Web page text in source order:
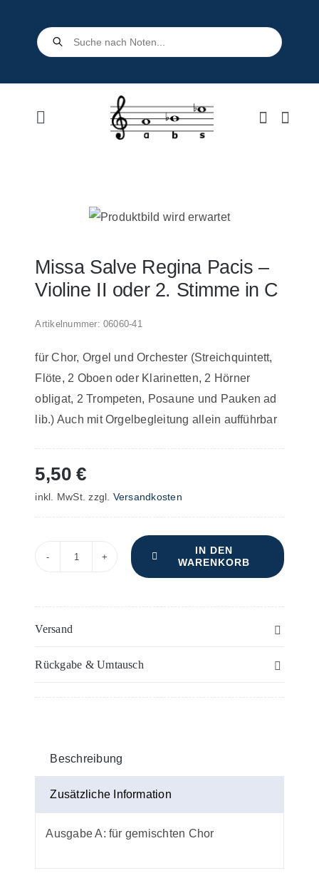
Products
search
Toggle
Kontakt
Missa Salve Regina Pacis –
Violine II oder 2. Stimme in C
Artikelnummer: 06060-41
für Chor, Orgel und Orchester (Streichquintett,
Flöte, 2 Oboen oder Klarinetten, 2 Hörner
obligat, 2 Trompeten, Posaune und Pauken ad
lib.) Auch mit Orgelbegleitung allein aufführbar
5,50€
inkl. MwSt. zzgl. Versandkosten
Violine
Stimme
C
Menge
IN DEN
WARENKORB
Versand
Rückgabe & Umtausch
Beschreibung
Zusätzliche Information
Ausgabe A: für gemischten Chor